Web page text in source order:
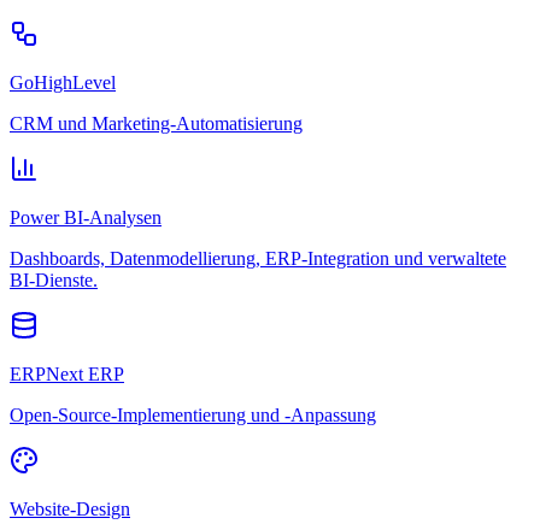
GoHighLevel
CRM und Marketing-Automatisierung
Power BI-Analysen
Dashboards, Datenmodellierung, ERP-Integration und verwaltete
BI-Dienste.
ERPNext ERP
Open-Source-Implementierung und -Anpassung
Website-Design